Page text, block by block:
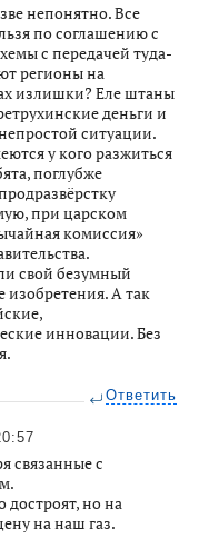
непонятно. Все
по соглашению с
с передачей туда-
регионы на
излишки? Еле штаны
деньги и
ситуации.
у кого разжиться
поглубже
при царском
комиссия»
свой безумный
изобретения. А так
инновации. Без
Ответить
связанные с
достроят, но на
на наш газ.